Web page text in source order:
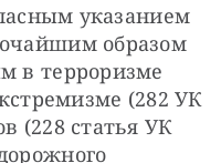
указанием
образом
в терроризме
(282 УК
(228 статья УК